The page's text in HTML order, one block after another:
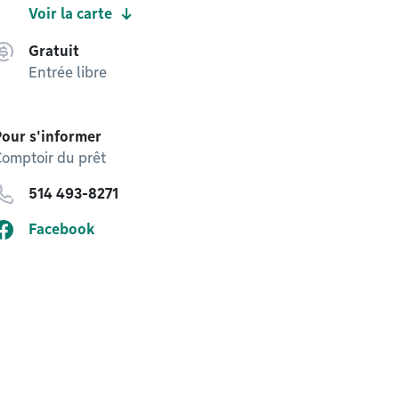
Voir la carte
Gratuit
Entrée libre
s'informer
du prêt
514 493-8271
Facebook